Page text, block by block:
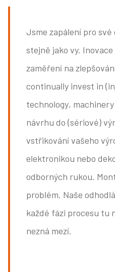
Jsme zapálení pro
stejně jako vy.
zaměření na
continually invest in
technology,
návrhu do (sériové)
vstřikování vašeho
elektronikou nebo
odborných rukou.
problém. Naše
každé fázi procesu tu
nezná mezí.